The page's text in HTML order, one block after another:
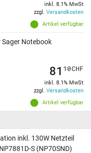
Artikel verfügbar
inkl. 8.1% MwSt
zzgl. Versandkosten
Notebook
Artikel verfügbar
81 10CHF
inkl. 8.1% MwSt
zzgl. Versandkosten
inkl. 130W Netzteil
S (NP70SND)